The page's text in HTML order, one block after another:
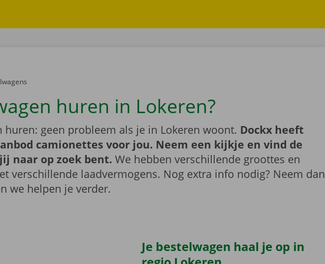
huren in Lokeren?
huren: geen probleem als je in Lokeren woont. Dockx heeft
camionettes voor jou. Neem een kijkje en vind de
naar op zoek bent. We hebben verschillende groottes en
verschillende laadvermogens. Nog extra info nodig? Neem dan
we helpen je verder.
Je bestelwagen haal je op in